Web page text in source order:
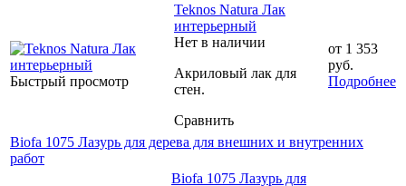
Быстрый просмотр
Teknos Natura Лак
интерьерный
Нет в наличии
Акриловый лак для
стен.
Сравнить
от 1 353
руб.
Подробнее
Biofa 1075 Лазурь для дерева для внешних и внутренних
работ
Biofa 1075 Лазурь для